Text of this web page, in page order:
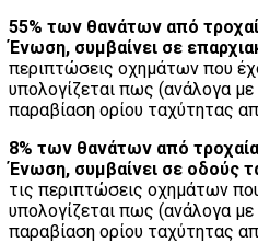
55% των θανάτων από
Ένωση, συμβαίνει σε
περιπτώσεις οχημάτων που
υπολογίζεται πως (ανάλογα
παραβίαση ορίου ταχύτητας
8% των θανάτων από
Ένωση, συμβαίνει σε οδούς
τις περιπτώσεις οχημάτων
υπολογίζεται πως (ανάλογα
παραβίαση ορίου ταχύτητας